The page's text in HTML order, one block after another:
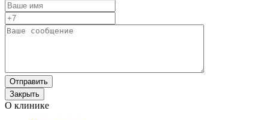
Отправить
Закрыть
О клинике